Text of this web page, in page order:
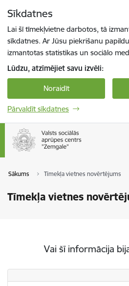
Sīkdatnes
Lai šī tīmekļvietne darbotos, tā
sīkdatnes. Ar Jūsu piekrišanu
izmantotas statistikas un sociālo
Lūdzu, atzīmējiet savu izvēli:
Noraidīt
Pārvaldīt sīkdatnes
Sākums Tīmekļa vietnes novērtējums
Tīmekļa vietnes
Vai šī informācija
Vai šī informācija bija